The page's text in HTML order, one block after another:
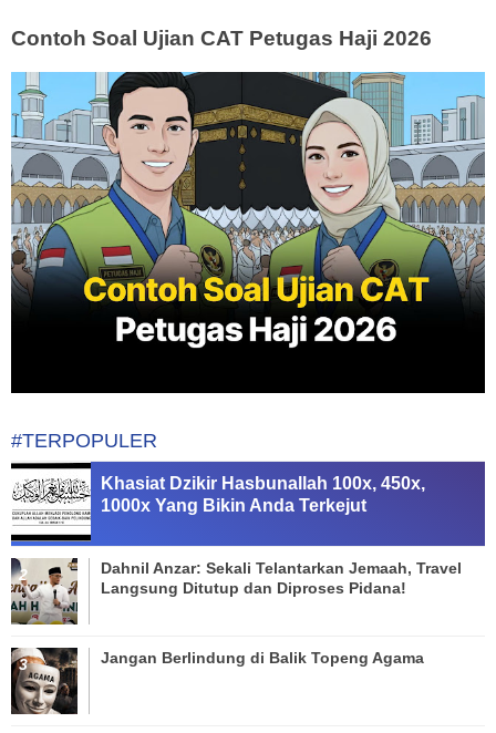
Contoh Soal Ujian CAT Petugas Haji 2026
#TERPOPULER
Khasiat Dzikir Hasbunallah 100x, 450x,
1000x Yang Bikin Anda Terkejut
Dahnil Anzar: Sekali Telantarkan Jemaah, Travel
Langsung Ditutup dan Diproses Pidana!
Jangan Berlindung di Balik Topeng Agama